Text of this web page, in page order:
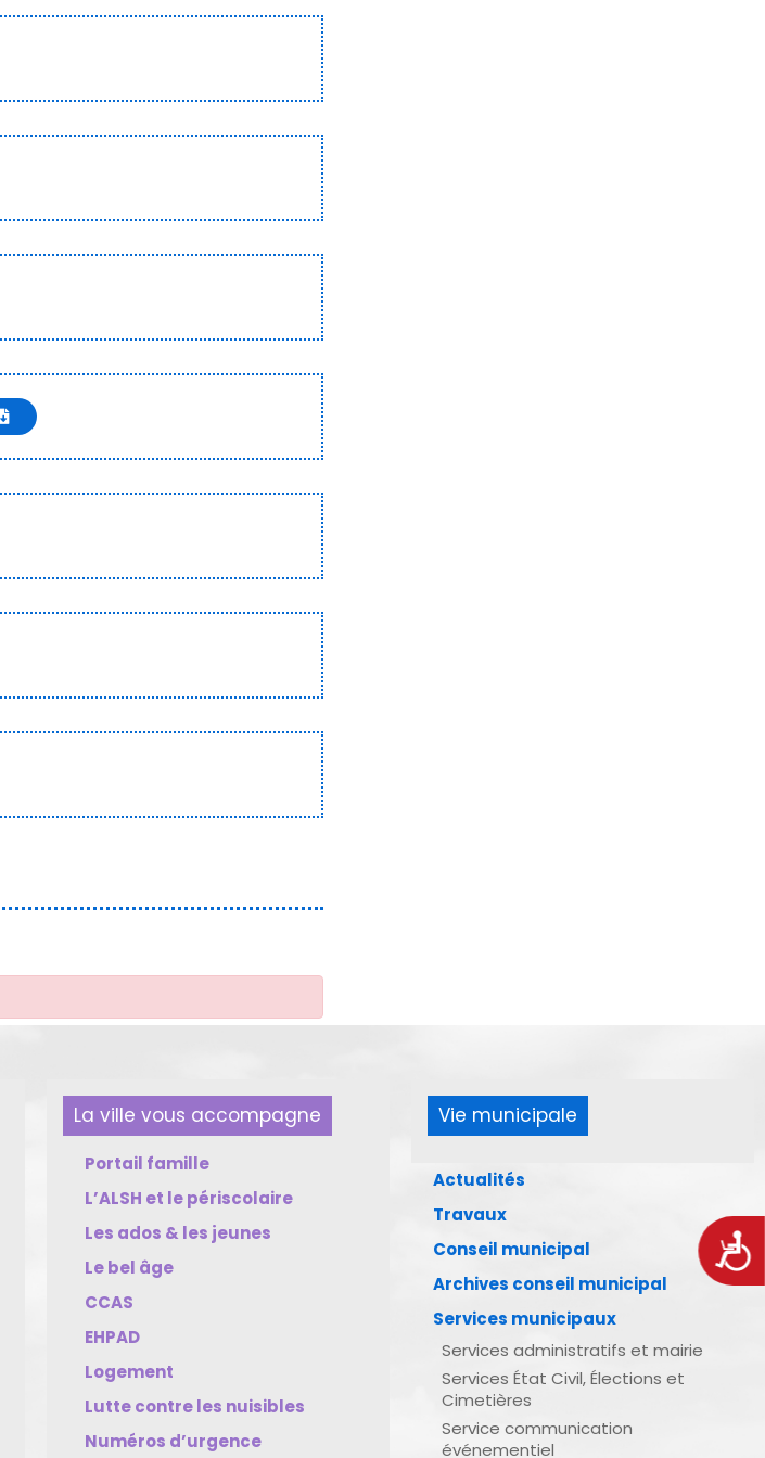
La ville vous accompagne
Portail famille
L’ALSH et le périscolaire
Les ados & les jeunes
Le bel âge
CCAS
EHPAD
Logement
Lutte contre les nuisibles
Numéros d’urgence
Vie municipale
Actualités
Travaux
Conseil municipal
Archives conseil municipal
Services municipaux
Services administratifs et mairie
Services État Civil, Élections et
Cimetières
Service communication
événementiel